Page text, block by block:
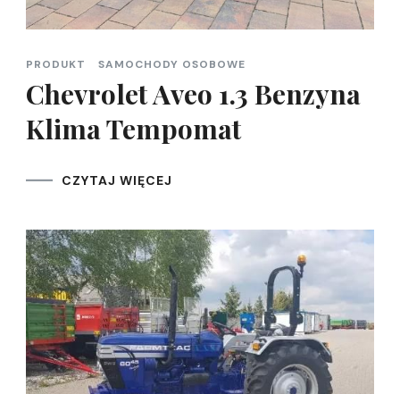
PRODUKT SAMOCHODY OSOBOWE
Chevrolet Aveo 1.3 Benzyna
Klima Tempomat
CZYTAJ WIĘCEJ